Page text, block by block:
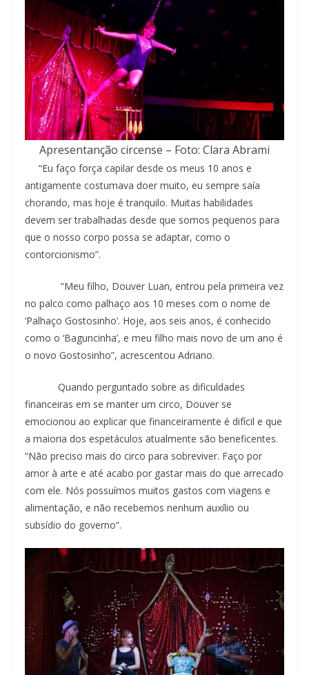
Apresentanção circense – Foto: Clara Abrami
“Eu faço força capilar desde os meus 10 anos e
antigamente costumava doer muito, eu sempre saía
chorando, mas hoje é tranquilo. Muitas habilidades
devem ser trabalhadas desde que somos pequenos para
que o nosso corpo possa se adaptar, como o
contorcionismo”.
“Meu filho, Douver Luan, entrou pela primeira vez
no palco como palhaço aos 10 meses com o nome de
‘Palhaço Gostosinho’. Hoje, aos seis anos, é conhecido
como o ‘Baguncinha’, e meu filho mais novo de um ano é
o novo Gostosinho”, acrescentou Adriano.
Quando perguntado sobre as dificuldades
financeiras em se manter um circo, Douver se
emocionou ao explicar que financeiramente é difícil e que
a maioria dos espetáculos atualmente são beneficentes.
“Não preciso mais do circo para sobreviver. Faço por
amor à arte e até acabo por gastar mais do que arrecado
com ele. Nós possuímos muitos gastos com viagens e
alimentação, e não recebemos nenhum auxílio ou
subsídio do governo”.